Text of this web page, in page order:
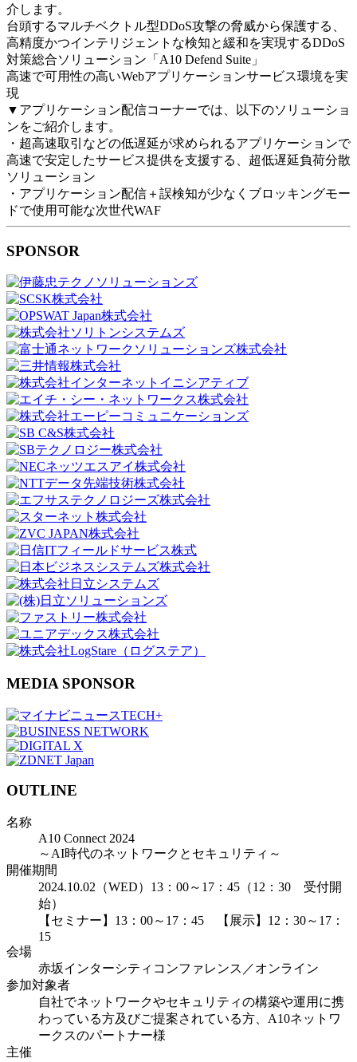
介します。
台頭するマルチベクトル型DDoS攻撃の脅威から保護する、
高精度かつインテリジェントな検知と緩和を実現するDDoS
対策総合ソリューション「A10 Defend Suite」
高速で可用性の高いWebアプリケーションサービス環境を実
現
▼アプリケーション配信コーナーでは、以下のソリューショ
ンをご紹介します。
・超高速取引などの低遅延が求められるアプリケーションで
高速で安定したサービス提供を支援する、超低遅延負荷分散
ソリューション
・アプリケーション配信＋誤検知が少なくブロッキングモー
ドで使用可能な次世代WAF
SPONSOR
MEDIA SPONSOR
OUTLINE
名称
A10 Connect 2024
～AI時代のネットワークとセキュリティ～
開催期間
2024.10.02（WED）13：00～17：45（12：30 受付開
始）
【セミナー】13：00～17：45 【展示】12：30～17：
15
会場
赤坂インターシティコンファレンス／オンライン
参加対象者
自社でネットワークやセキュリティの構築や運用に携
わっている方及びご提案されている方、A10ネットワ
ークスのパートナー様
主催